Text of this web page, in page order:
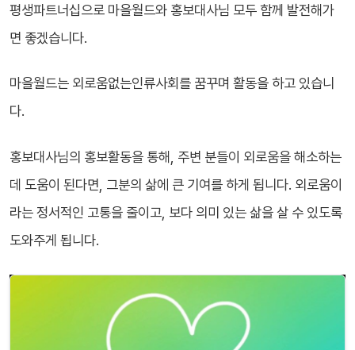
평생파트너십으로 마을월드와 홍보대사님 모두 함께 발전해가
면 좋겠습니다.
마을월드는 외로움없는인류사회를 꿈꾸며 활동을 하고 있습니
다.
홍보대사님의 홍보활동을 통해, 주변 분들이 외로움을 해소하는
데 도움이 된다면, 그분의 삶에 큰 기여를 하게 됩니다. 외로움이
라는 정서적인 고통을 줄이고, 보다 의미 있는 삶을 살 수 있도록
도와주게 됩니다.